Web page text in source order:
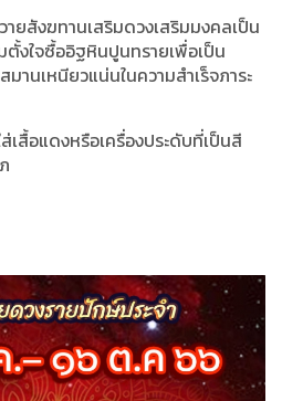
ายสังฆทานเสริมดวงเสริมมงคลเป็น
งใจซื้ออิฐหินปูนทรายเพื่อเป็น
านเหนียวแน่นในความสำเร็จภาระ
เสื้อแดงหรือเครื่องประดับที่เป็นสี